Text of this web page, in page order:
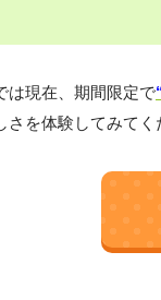
は現在、期間限定で
さを体験してみてく